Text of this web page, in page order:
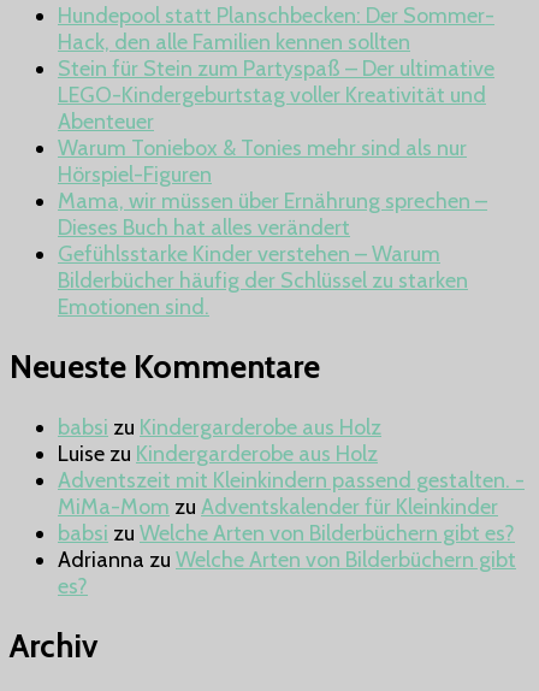
Hundepool statt Planschbecken: Der Sommer-
Hack, den alle Familien kennen sollten
Stein für Stein zum Partyspaß – Der ultimative
LEGO-Kindergeburtstag voller Kreativität und
Abenteuer
Warum Toniebox & Tonies mehr sind als nur
Hörspiel-Figuren
Mama, wir müssen über Ernährung sprechen –
Dieses Buch hat alles verändert
Gefühlsstarke Kinder verstehen – Warum
Bilderbücher häufig der Schlüssel zu starken
Emotionen sind.
Neueste Kommentare
babsi zu Kindergarderobe aus Holz
Luise zu Kindergarderobe aus Holz
Adventszeit mit Kleinkindern passend gestalten. -
MiMa-Mom zu Adventskalender für Kleinkinder
babsi zu Welche Arten von Bilderbüchern gibt es?
Adrianna zu Welche Arten von Bilderbüchern gibt
es?
Archiv